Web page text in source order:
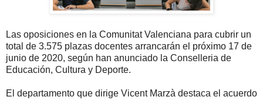
Las oposiciones en la Comunitat Valenciana para cubrir un
total de 3.575 plazas docentes arrancarán el próximo 17 de
junio de 2020, según han anunciado la Conselleria de
Educación, Cultura y Deporte.
El departamento que dirige Vicent Marzà destaca el acuerdo